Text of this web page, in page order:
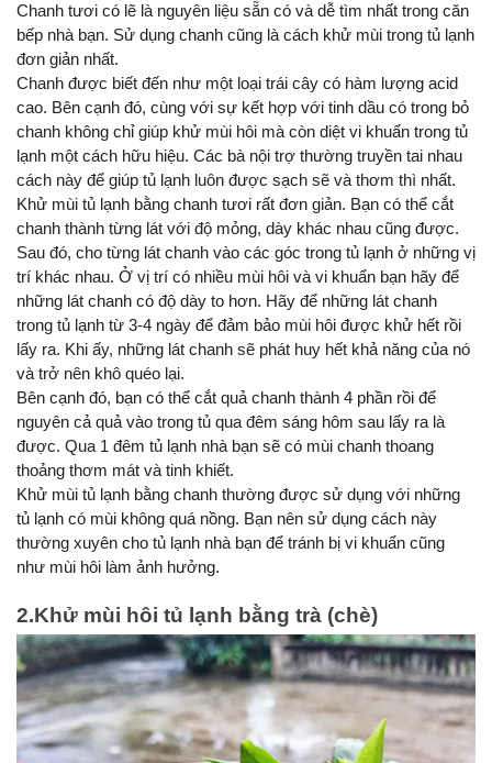
Chanh tươi có lẽ là nguyên liệu sẵn có và dễ tìm nhất trong căn
bếp nhà bạn. Sử dụng chanh cũng là cách khử mùi trong tủ lạnh
đơn giản nhất.
Chanh được biết đến như một loại trái cây có hàm lượng acid
cao. Bên cạnh đó, cùng với sự kết hợp với tinh dầu có trong bỏ
chanh không chỉ giúp khử mùi hôi mà còn diệt vi khuẩn trong tủ
lạnh một cách hữu hiệu. Các bà nội trợ thường truyền tai nhau
cách này để giúp tủ lạnh luôn được sạch sẽ và thơm thì nhất.
Khử mùi tủ lạnh bằng chanh tươi rất đơn giản. Bạn có thể cắt
chanh thành từng lát với độ mỏng, dày khác nhau cũng được.
Sau đó, cho từng lát chanh vào các góc trong tủ lạnh ở những vị
trí khác nhau. Ở vị trí có nhiều mùi hôi và vi khuẩn bạn hãy để
những lát chanh có độ dày to hơn. Hãy để những lát chanh
trong tủ lạnh từ 3-4 ngày để đảm bảo mùi hôi được khử hết rồi
lấy ra. Khi ấy, những lát chanh sẽ phát huy hết khả năng của nó
và trở nên khô quéo lại.
Bên cạnh đó, bạn có thể cắt quả chanh thành 4 phần rồi để
nguyên cả quả vào trong tủ qua đêm sáng hôm sau lấy ra là
được. Qua 1 đêm tủ lạnh nhà bạn sẽ có mùi chanh thoang
thoảng thơm mát và tinh khiết.
Khử mùi tủ lạnh bằng chanh thường được sử dụng với những
tủ lạnh có mùi không quá nồng. Bạn nên sử dụng cách này
thường xuyên cho tủ lạnh nhà bạn để tránh bị vi khuẩn cũng
như mùi hôi làm ảnh hưởng.
2.Khử mùi hôi tủ lạnh bằng trà (chè)